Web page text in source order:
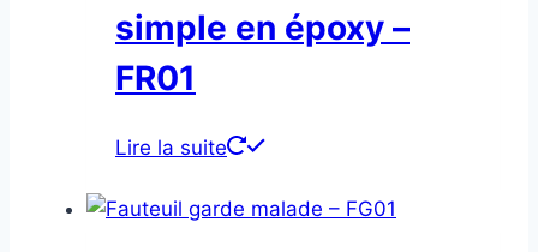
simple en époxy –
FR01
Lire la suite